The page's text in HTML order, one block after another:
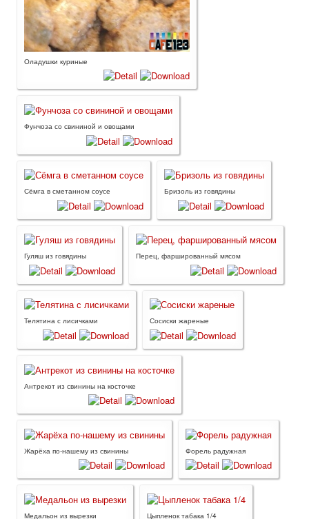
Оладушки куриные
Фунчоза со свининой и овощами
Сёмга в сметанном соусе Бризоль из говядины
Гуляш из говядины Перец, фаршированный мясом
Телятина с лисичками Сосиски жареные
Антрекот из свинины на косточке
Жарёха по-нашему из свинины Форель радужная
Медальон из вырезки Цыпленок табака 1/4